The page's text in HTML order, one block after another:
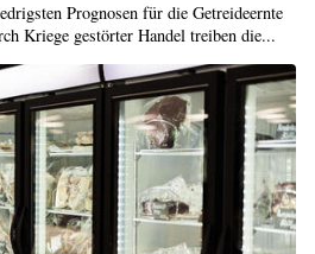
Prognosen für die Getreideernte
Kriege gestörter Handel treiben die...